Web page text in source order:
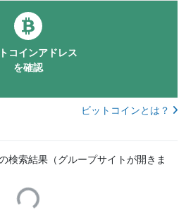
コインアドレス
を確認
ビットコインとは？
検索結果（グループサイトが開きま
Loading...